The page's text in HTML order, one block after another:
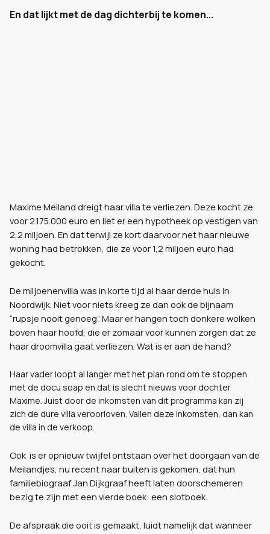
En dat lijkt met de dag dichterbij te komen...
Maxime Meiland dreigt haar villa te verliezen. Deze kocht ze
voor 2.175.000 euro en liet er een hypotheek op vestigen van
2,2 miljoen. En dat terwijl ze kort daarvoor net haar nieuwe
woning had betrokken, die ze voor 1,2 miljoen euro had
gekocht.
De miljoenenvilla was in korte tijd al haar derde huis in
Noordwijk. Niet voor niets kreeg ze dan ook de bijnaam
“rupsje nooit genoeg”. Maar er hangen toch donkere wolken
boven haar hoofd, die er zomaar voor kunnen zorgen dat ze
haar droomvilla gaat verliezen. Wat is er aan de hand?
Haar vader loopt al langer met het plan rond om te stoppen
met de docu soap en dat is slecht nieuws voor dochter
Maxime. Juist door de inkomsten van dit programma kan zij
zich de dure villa veroorloven. Vallen deze inkomsten, dan kan
de villa in de verkoop.
Ook is er opnieuw twijfel ontstaan over het doorgaan van de
Meilandjes, nu recent naar buiten is gekomen, dat hun
familiebiograaf Jan Dijkgraaf heeft laten doorschemeren
bezig te zijn met een vierde boek: een slotboek.
De afspraak die ooit is gemaakt, luidt namelijk dat wanneer